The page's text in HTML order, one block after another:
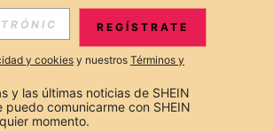
Suscribir
REGÍSTRATE
y cookiesy nuestros Términos y
y las últimas noticias de SHEIN
comunicarme con SHEIN
momento.